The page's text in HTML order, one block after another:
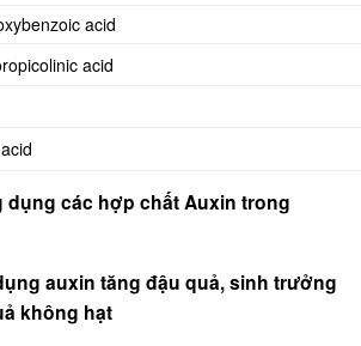
acid
acid
dụng các hợp chất Auxin trong
auxin tăng đậu quả, sinh trưởng
không hạt